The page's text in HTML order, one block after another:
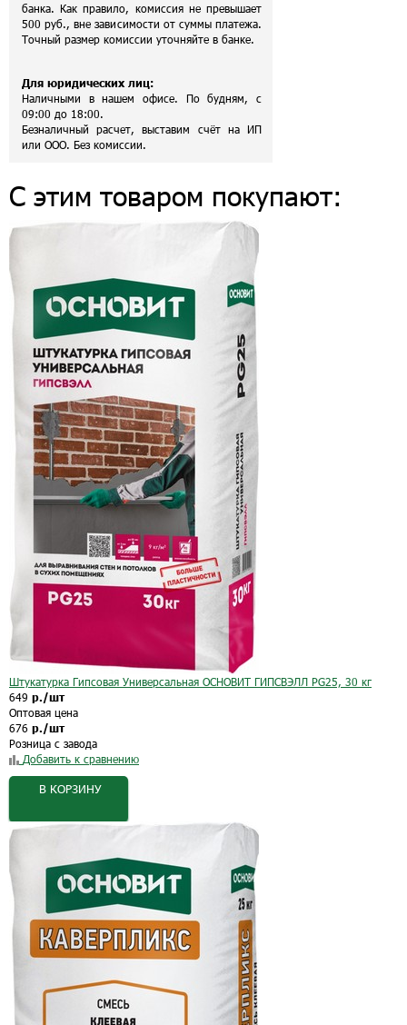
банка. Как правило, комиссия не превышает
500 руб., вне зависимости от суммы платежа.
Точный размер комиссии уточняйте в банке.
Для юридических лиц:
Наличными в нашем офисе. По будням, с
09:00 до 18:00.
Безналичный расчет, выставим счёт на ИП
или ООО. Без комиссии.
С этим товаром покупают:
Штукатурка Гипсовая Универсальная ОСНОВИТ ГИПСВЭЛЛ PG25, 30 кг
649 р./шт
Оптовая цена
676 р./шт
Розница с завода
Добавить к сравнению
В КОРЗИНУ